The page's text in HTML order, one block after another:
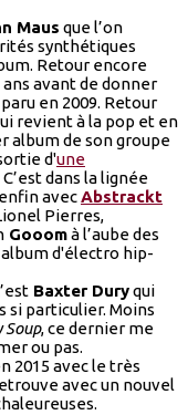
Maus que l’on
synthétiques
Retour encore
ans avant de donner
en 2009. Retour
revient à la pop et en
album de son groupe
d'une
C’est dans la lignée
avecAbstrackt
Pierres,
Gooomà l’aube des
d'électro hip-
Baxter Duryqui
si particulier. Moins
Soup, ce dernier me
ou pas.
2015 avec le très
avec un nouvel